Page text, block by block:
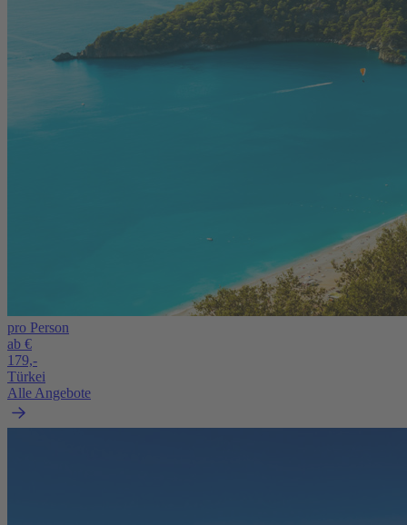
pro Person
ab €
179,-
Türkei
Alle Angebote